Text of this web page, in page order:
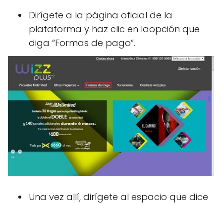
Dirígete a la página oficial de la
plataforma y haz clic en laopción que
diga “Formas de pago”.
Una vez allí, dirígete al espacio que dice